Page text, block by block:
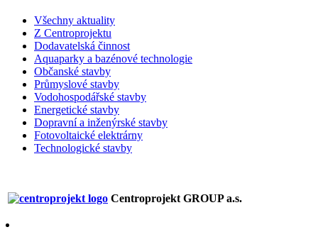
Všechny aktuality
Z Centroprojektu
Dodavatelská činnost
Aquaparky a bazénové technologie
Občanské stavby
Průmyslové stavby
Vodohospodářské stavby
Energetické stavby
Dopravní a inženýrské stavby
Fotovoltaické elektrárny
Technologické stavby
Centroprojekt GROUP a.s.